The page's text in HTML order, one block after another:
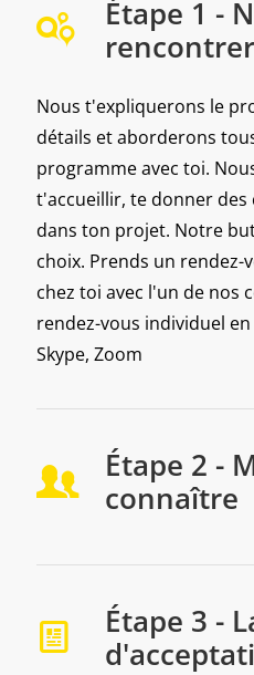
Étape 1 -
rencontrer
Nous t'expliquerons le
détails et aborderons
programme avec toi.
t'accueillir, te donner
dans ton projet. Notre
choix. Prends un
chez toi avec l'un de nos
rendez-vous individuel
Skype, Zoom
Étape 2 -
connaître
Étape 3 -